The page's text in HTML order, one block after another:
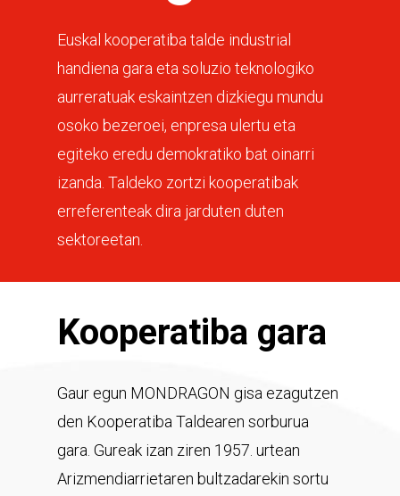
Euskal kooperatiba talde industrial
handiena gara eta soluzio teknologiko
aurreratuak eskaintzen dizkiegu mundu
osoko bezeroei, enpresa ulertu eta
egiteko eredu demokratiko bat oinarri
izanda. Taldeko zortzi kooperatibak
erreferenteak dira jarduten duten
sektoreetan.
Kooperatiba gara
Gaur egun MONDRAGON gisa ezagutzen
den Kooperatiba Taldearen sorburua
gara. Gureak izan ziren 1957. urtean
Arizmendiarrietaren bultzadarekin sortu